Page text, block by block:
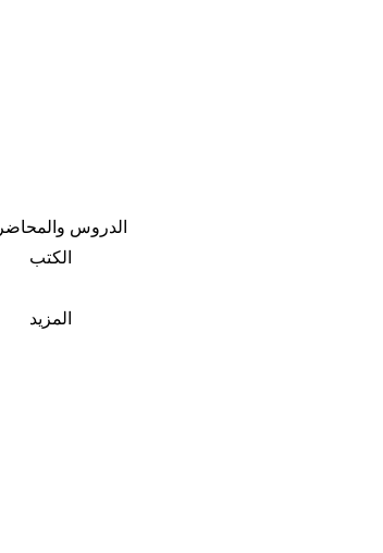
الدروس
الكتب
المزيد